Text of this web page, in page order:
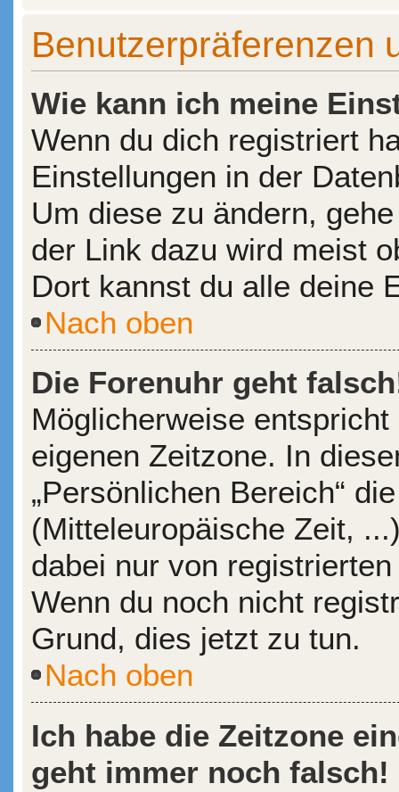
Benutzerpräferenzen
Wie kann ich meine
Wenn du dich registriert
Einstellungen in der
Um diese zu ändern,
der Link dazu wird meist
Dort kannst du alle deine
Nach oben
Die Forenuhr geht
Möglicherweise
eigenen Zeitzone. In
„Persönlichen Bereich“
(Mitteleuropäische Zeit,
dabei nur von
Wenn du noch nicht
Grund, dies jetzt zu tun.
Nach oben
Ich habe die Zeitzone
geht immer noch falsch!